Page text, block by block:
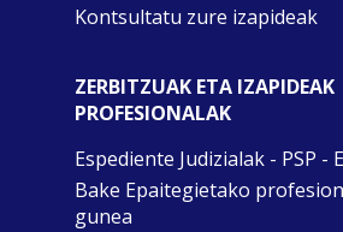
Kontsultatu zure izapideak
ZERBITZUAK ETA IZAPIDEAK
PROFESIONALAK
Espediente Judizialak - PSP -
Bake Epaitegietako
gunea